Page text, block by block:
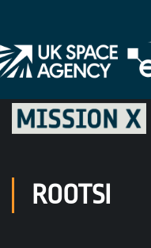
ROOTSI